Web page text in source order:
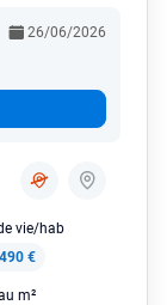
26/06/2026
vie/hab
€
m²